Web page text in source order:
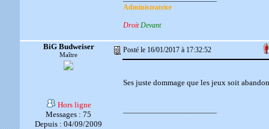
Administratrice
Droit Devant
BiG Budweiser
Maître
Posté le 16/01/2017 à 17:32:52
Hors ligne
Messages : 75
Depuis : 04/09/2009
Ses juste dommage que les jeux soit